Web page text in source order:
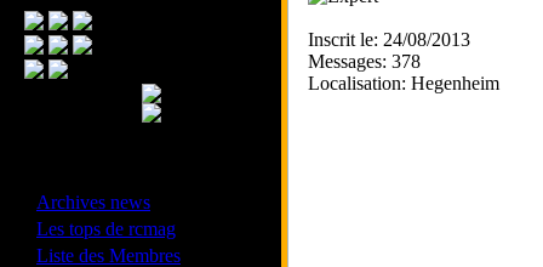
Archives news
Les tops de rcmag
Liste des Membres
Inscrit le: 24/08/2013
Messages: 378
Localisation: Hegenheim